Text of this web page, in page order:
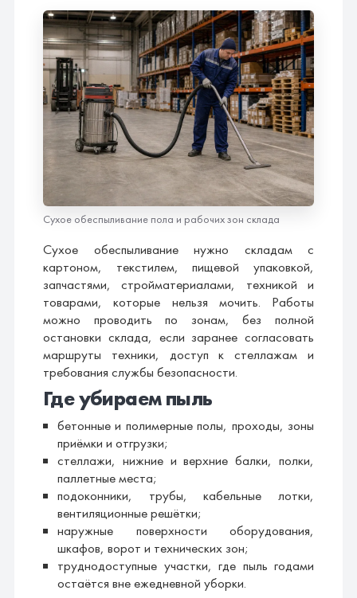
Сухое обеспыливание пола и рабочих зон склада
Сухое обеспыливание нужно складам с
картоном, текстилем, пищевой упаковкой,
запчастями, стройматериалами, техникой и
товарами, которые нельзя мочить. Работы
можно проводить по зонам, без полной
остановки склада, если заранее согласовать
маршруты техники, доступ к стеллажам и
требования службы безопасности.
Где убираем пыль
бетонные и полимерные полы, проходы, зоны
приёмки и отгрузки;
стеллажи, нижние и верхние балки, полки,
паллетные места;
подоконники, трубы, кабельные лотки,
вентиляционные решётки;
наружные поверхности оборудования,
шкафов, ворот и технических зон;
труднодоступные участки, где пыль годами
остаётся вне ежедневной уборки.